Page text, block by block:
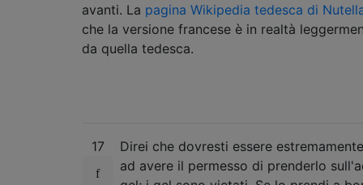
avanti. La pagina Wikipedia tedesca di
che la versione francese è in realtà
da quella tedesca.
17
Direi che dovresti essere
ad avere il permesso di prenderlo